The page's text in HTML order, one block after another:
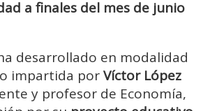
a finales del mes de junio
desarrollado en modalidad
impartida porVíctor López
y profesor de Economía,